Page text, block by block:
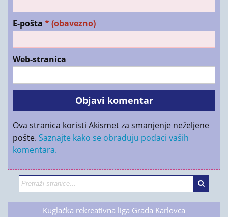
E-pošta * (obavezno)
Web-stranica
Ova stranica koristi Akismet za smanjenje neželjene
pošte. Saznajte kako se obrađuju podaci vaših
komentara.
Kuglačka rekreativna liga Grada Karlovca